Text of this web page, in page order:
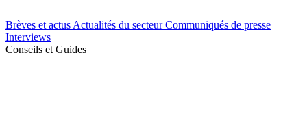
Brèves et actus Actualités du secteurCommuniqués de presse
Interviews
Conseils et Guides